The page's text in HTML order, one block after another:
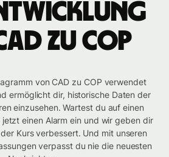
zu COP
von CAD zu COP verwendet
ermöglicht dir, historische Daten der
einzusehen. Wartest du auf einen
jetzt einen Alarm ein und wir geben dir
Kurs verbessert. Und mit unseren
verpasst du nie die neuesten